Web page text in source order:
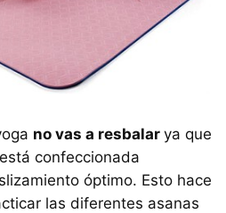
no vas a resbalar ya que
confeccionada
óptimo. Esto hace
las diferentes asanas